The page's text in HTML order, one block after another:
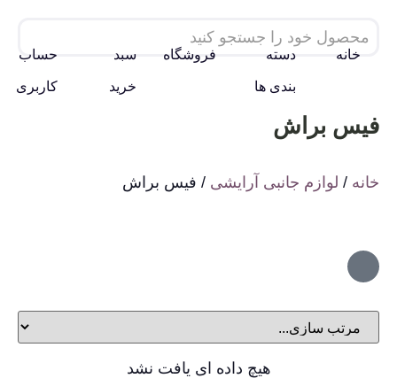
خانه دسته
بندی ها
فروشگاه سبد
خرید
حساب
کاربری
فیس براش
خانه / لوازم جانبی آرایشی / فیس براش
هیچ داده ای یافت نشد